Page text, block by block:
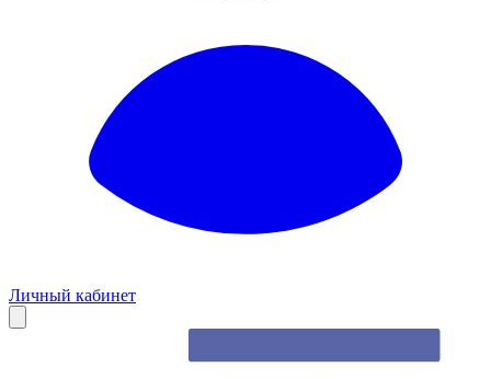
Личный кабинет